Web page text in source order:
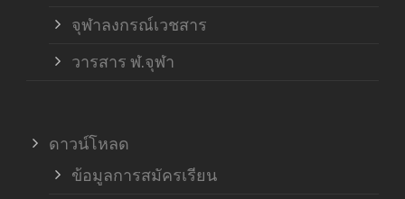
จุฬาลงกรณ์เวชสาร
วารสาร ฬ.จุฬา
ดาวน์โหลด
ข้อมูลการสมัครเรียน